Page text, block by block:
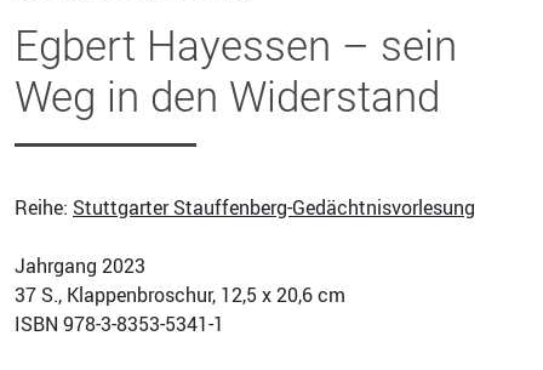
Egbert Hayessen – sein
Weg in den Widerstand
Reihe: Stuttgarter Stauffenberg-Gedächtnisvorlesung
Jahrgang 2023
37 S., Klappenbroschur, 12,5 x 20,6 cm
ISBN 978-3-8353-5341-1